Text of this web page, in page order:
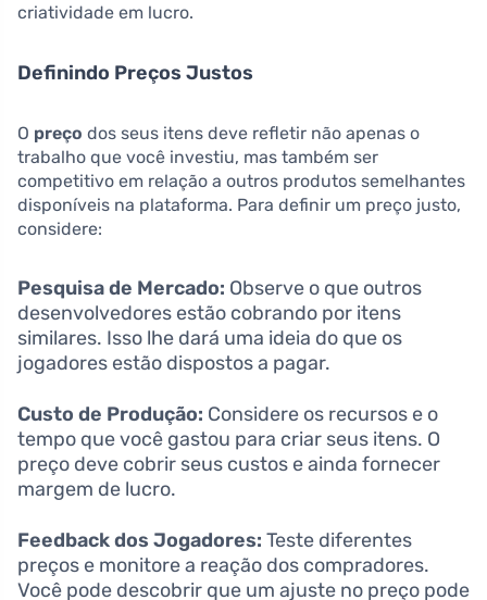
criatividade em lucro.
Definindo Preços Justos
O preço dos seus itens deve refletir não apenas o
trabalho que você investiu, mas também ser
competitivo em relação a outros produtos semelhantes
disponíveis na plataforma. Para definir um preço justo,
considere:
Pesquisa de Mercado: Observe o que outros
desenvolvedores estão cobrando por itens
similares. Isso lhe dará uma ideia do que os
jogadores estão dispostos a pagar.
Custo de Produção: Considere os recursos e o
tempo que você gastou para criar seus itens. O
preço deve cobrir seus custos e ainda fornecer
margem de lucro.
Feedback dos Jogadores: Teste diferentes
preços e monitore a reação dos compradores.
Você pode descobrir que um ajuste no preço pode